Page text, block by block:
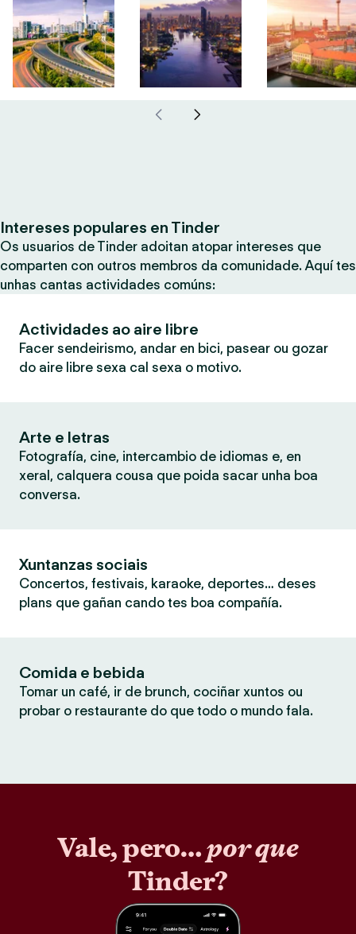
Intereses populares en Tinder
Os usuarios de Tinder adoitan atopar intereses que
comparten con outros membros da comunidade. Aquí tes
unhas cantas actividades comúns:
Actividades ao aire libre
Facer sendeirismo, andar en bici, pasear ou gozar
do aire libre sexa cal sexa o motivo.
Arte e letras
Fotografía, cine, intercambio de idiomas e, en
xeral, calquera cousa que poida sacar unha boa
conversa.
Xuntanzas sociais
Concertos, festivais, karaoke, deportes… deses
plans que gañan cando tes boa compañía.
Comida e bebida
Tomar un café, ir de brunch, cociñar xuntos ou
probar o restaurante do que todo o mundo fala.
Vale, pero…por que
Tinder?